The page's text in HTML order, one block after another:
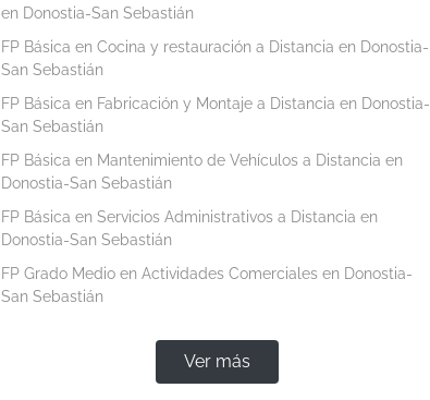
en Donostia-San Sebastián
FP Básica en Cocina y restauración a Distancia en Donostia-
San Sebastián
FP Básica en Fabricación y Montaje a Distancia en Donostia-
San Sebastián
FP Básica en Mantenimiento de Vehículos a Distancia en
Donostia-San Sebastián
FP Básica en Servicios Administrativos a Distancia en
Donostia-San Sebastián
FP Grado Medio en Actividades Comerciales en Donostia-
San Sebastián
Ver más